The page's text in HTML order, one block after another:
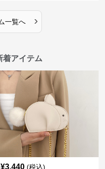
一覧へ ›
着アイテム
¥3,440 (税込)